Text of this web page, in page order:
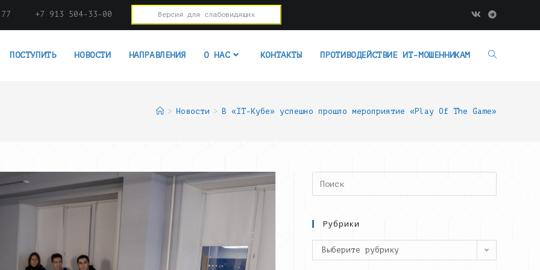
+7 913 504-33-00 Версия для слабовидящих
ПОСТУПИТЬ НОВОСТИ НАПРАВЛЕНИЯ О НАС КОНТАКТЫ ПРОТИВОДЕЙСТВИЕ ИТ-МОШЕННИКАМ
> Новости > В «IT-Кубе» успешно прошло мероприятие «Play Of The Game»
Search
this
Рубрики
Рубрики
Выберите рубрику